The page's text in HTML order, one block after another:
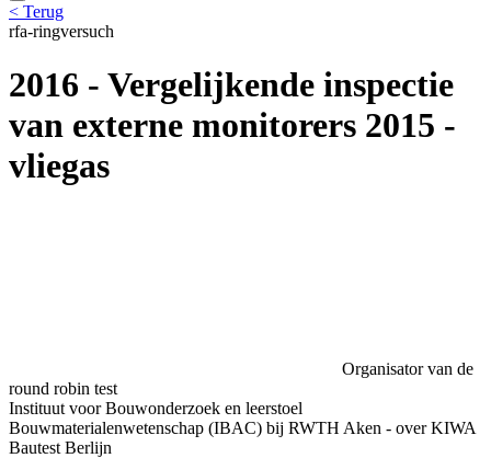
< Terug
rfa-ringversuch
2016 - Vergelijkende inspectie
van externe monitorers 2015 -
vliegas
Organisator van de
round robin test
Instituut voor Bouwonderzoek en leerstoel
Bouwmaterialenwetenschap (IBAC) bij RWTH Aken - over KIWA
Bautest Berlijn